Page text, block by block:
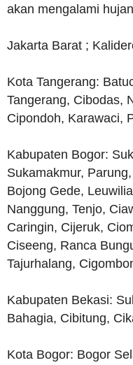
akan mengalami
Jakarta Barat ;
Kota Tangerang:
Tangerang, Cibodas,
Cipondoh, Karawaci,
Kabupaten Bogor:
Sukamakmur,
Bojong Gede,
Nanggung, Tenjo,
Caringin, Cijeruk,
Ciseeng, Ranca
Tajurhalang,
Kabupaten Bekasi:
Bahagia, Cibitung,
Kota Bogor: Bogor